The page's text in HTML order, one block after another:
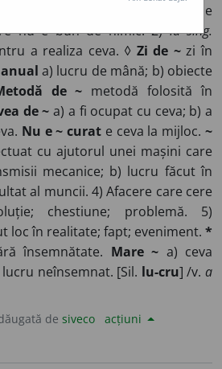
se
nu e bun de nimic. 2)la sing.
a realiza ceva. ◊ Zi de ~zi în
a) lucru de mână; b) obiecte
de ~ metodă folosită în
de ~ a) a fi ocupat cu ceva; b) a
Nu e ~ curat e ceva la mijloc.~
cu ajutorul unei mașini care
mecanice; b) lucru făcut în
al muncii. 4) Afacere care cere
chestiune; problemă. 5)
loc în realitate; fapt; eveniment. *
însemnătate. Mare ~ a) ceva
neînsemnat. [Sil. lu-cru] /v.a
de siveco acțiuni